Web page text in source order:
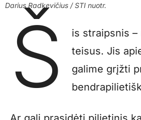
Darius Radkevičius / STI nuotr.
Š
is straipsnis –
teisus. Jis
galime grįžti